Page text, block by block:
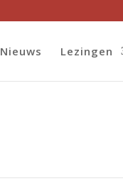
Nieuws Lezingen